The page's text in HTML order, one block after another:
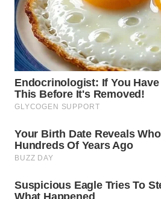
WN
TANGERANG
WN
BINJAI
WN
WN
INDRAMAYU
WN